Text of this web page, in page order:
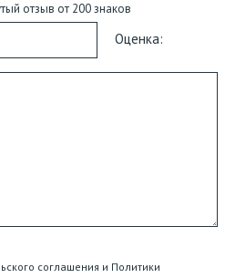
отзыв от 200 знаков
Оценка:
соглашения и Политики